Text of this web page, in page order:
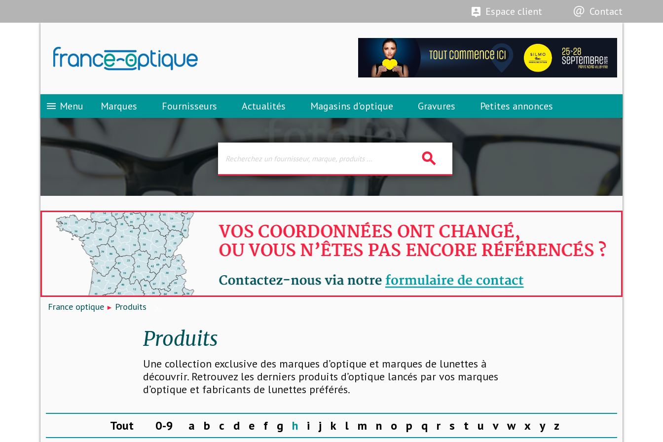
Espace client Contact
menu Menu Marques Fournisseurs Actualités Magasins d’optique Gravures Petites annonces
search
France optique Produits
Produits
Une collection exclusive des marques d’optique et marques de lunettes à
découvrir. Retrouvez les derniers produits d’optique lancés par vos marques
d’optique et fabricants de lunettes préférés.
Tout 0-9 a b c d e f g h i j k l m n o p q r s t u v w x y z